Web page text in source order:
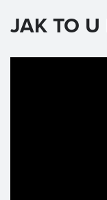
JAK TO